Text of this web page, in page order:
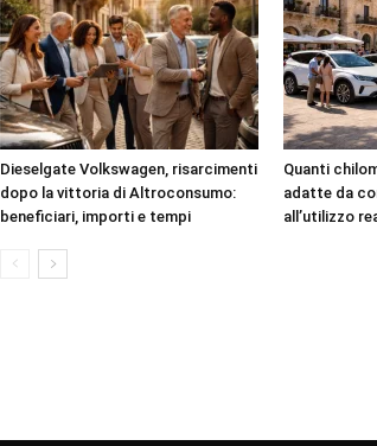
Dieselgate Volkswagen, risarcimenti
dopo la vittoria di Altroconsumo:
beneficiari, importi e tempi
Quanti
adatte da
all’utilizzo